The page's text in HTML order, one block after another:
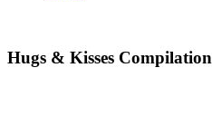
Hugs & Kisses Compilation